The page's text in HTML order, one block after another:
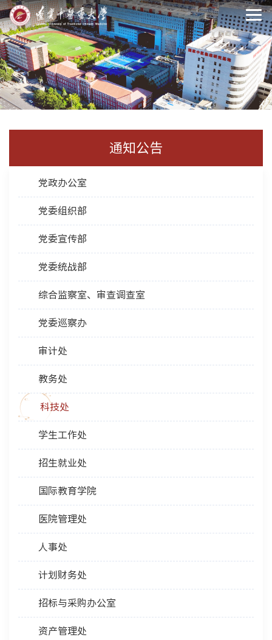
通知公告
党政办公室
党委组织部
党委宣传部
党委统战部
综合监察室、审查调查室
党委巡察办
审计处
教务处
科技处
学生工作处
招生就业处
国际教育学院
医院管理处
人事处
计划财务处
招标与采购办公室
资产管理处